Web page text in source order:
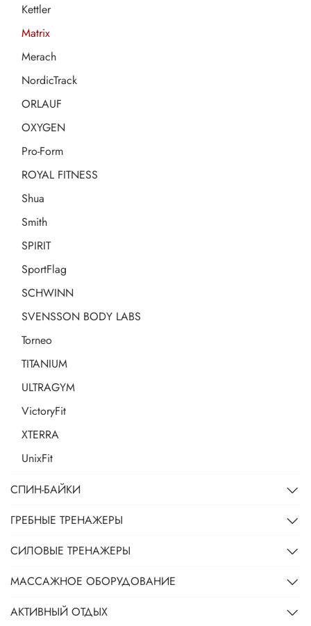
Kettler
Matrix
Merach
NordicTrack
ORLAUF
OXYGEN
Pro-Form
ROYAL FITNESS
Shua
Smith
SPIRIT
SportFlag
SCHWINN
SVENSSON BODY LABS
Torneo
TITANIUM
ULTRAGYM
VictoryFit
XTERRA
UnixFit
СПИН-БАЙКИ
ГРЕБНЫЕ ТРЕНАЖЕРЫ
СИЛОВЫЕ ТРЕНАЖЕРЫ
МАССАЖНОЕ ОБОРУДОВАНИЕ
АКТИВНЫЙ ОТДЫХ